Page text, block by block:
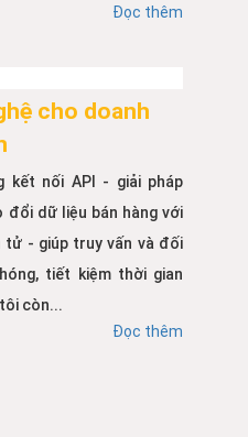
Đọc thêm
cho doanh
kết nối API - giải pháp
đổi dữ liệu bán hàng với
tử - giúp truy vấn và đối
tiết kiệm thời gian
còn...
Đọc thêm